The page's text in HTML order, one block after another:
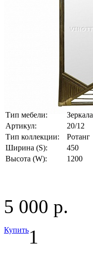
Тип мебели:
Зеркала
Артикул:
20/12
Тип коллекции:
Ротанг
Ширина (S):
450
Высота (W):
1200
5 000 р.
Купить1